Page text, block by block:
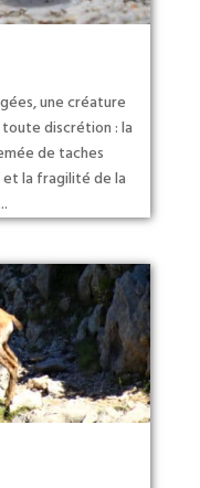
une créature
discrétion : la
de taches
et la fragilité de la